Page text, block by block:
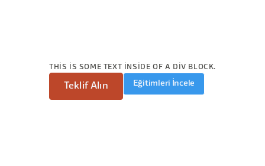
THIS IS SOME TEXT INSIDE OF A DIV BLOCK.
Teklif Alın Eğitimleri İncele